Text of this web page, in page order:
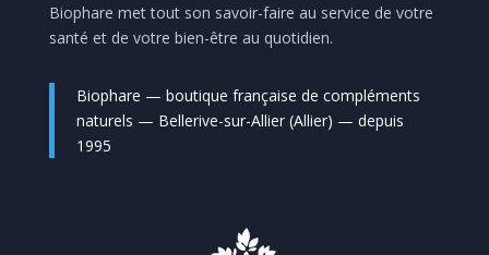
Biophare met tout son savoir-faire au service de votre
santé et de votre bien-être au quotidien.
Biophare — boutique française de compléments
naturels — Bellerive-sur-Allier (Allier) — depuis
1995